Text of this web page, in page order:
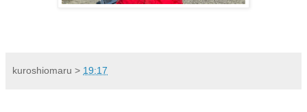
kuroshiomaru > 19:17